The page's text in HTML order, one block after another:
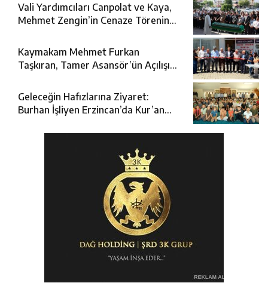
Vali Yardımcıları Canpolat ve Kaya,
Mehmet Zengin’in Cenaze Törenine
Kaymakam Mehmet Furkan
Taşkıran, Tamer Asansör’ün Açılışına
Geleceğin Hafızlarına Ziyaret:
Burhan İşliyen Erzincan’da Kur’an